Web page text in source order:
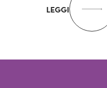
LEGGI